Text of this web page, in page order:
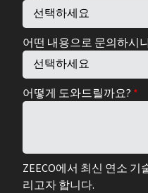
어떤 내용으로 문의하시
어떻게 도와드릴까요? *
ZEECO에서 최신 연소
리고자 합니다.